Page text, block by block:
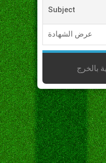
Subject
عرض الشهادة
بالخرج